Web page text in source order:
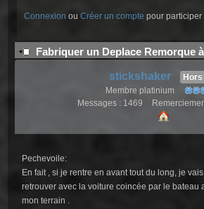
Connexion ouCréer un compte pour participer
Fabriquer un Deplace Remorque
stickshaker
Membre platinium
Messages : 1469
Pechevoile:
En fait , si je rentre en avant tout du long, je
retrouver avec la voiture coincée par le bateau
mon terrain .